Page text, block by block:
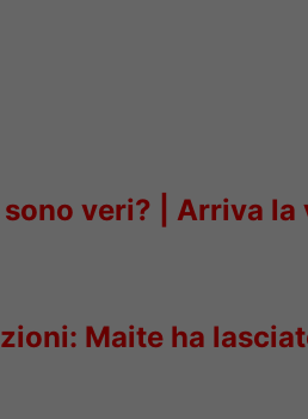
veri?
Arriva la
Maite ha